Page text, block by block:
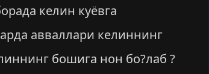
келин куёвга
авваллари келиннинг
бошига нон бо?лаб ?